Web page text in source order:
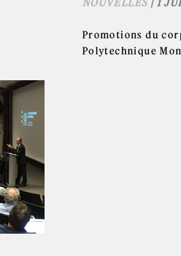
Promotions du
Polytechnique